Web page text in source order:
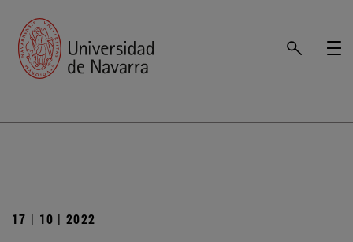
17 | 10 | 2022